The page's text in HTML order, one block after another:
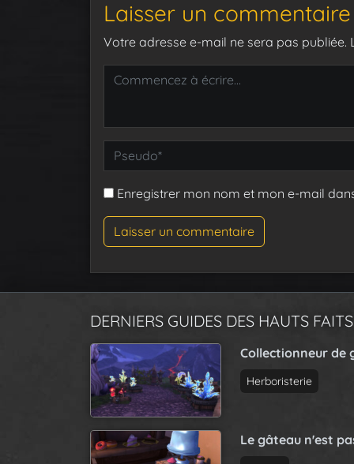
Laisser un commentaire
Votre adresse e-mail ne sera pas publiée.
Enregistrer mon nom et mon e-mail
DERNIERS GUIDES DES HAUTS FAITS
Collectionneur de
Herboristerie
Le gâteau n'est